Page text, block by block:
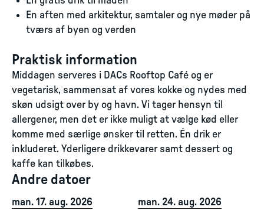
En aften med arkitektur, samtaler og nye møder på
tværs af byen og verden
Praktisk information
Middagen serveres i DACs Rooftop Café og er
vegetarisk, sammensat af vores kokke og nydes med
skøn udsigt over by og havn. Vi tager hensyn til
allergener, men det er ikke muligt at vælge kød eller
komme med særlige ønsker til retten. Én drik er
inkluderet. Yderligere drikkevarer samt dessert og
kaffe kan tilkøbes.
Andre datoer
man. 17. aug. 2026
man. 24. aug. 2026